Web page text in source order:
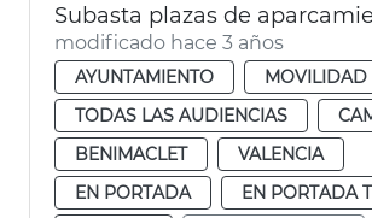
Subasta plazas de
modificado hace 3 años
AYUNTAMIENTO
MOVILIDAD
TODAS LAS AUDIENCIAS
BENIMACLET
VALENCIA
EN PORTADA
EN PORTADA